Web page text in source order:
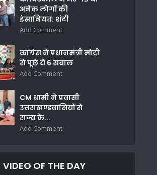
अनेक लोगों की
इंसानियत: शंटी
Add Comment
कांग्रेस ने प्रधानमंत्री मोदी
से पूछे ये 6 सवाल
Add Comment
CM धामी ने प्रवासी
उत्तराखण्डवासियों से
राज्य के...
Add Comment
VIDEO OF THE DAY